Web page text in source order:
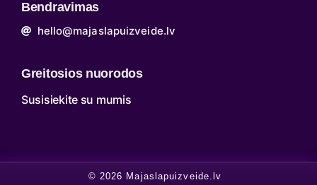
Bendravimas
hello@majaslapuizveide.lv
Greitosios nuorodos
Susisiekite su mumis
© 2026 Majaslapuizveide.lv